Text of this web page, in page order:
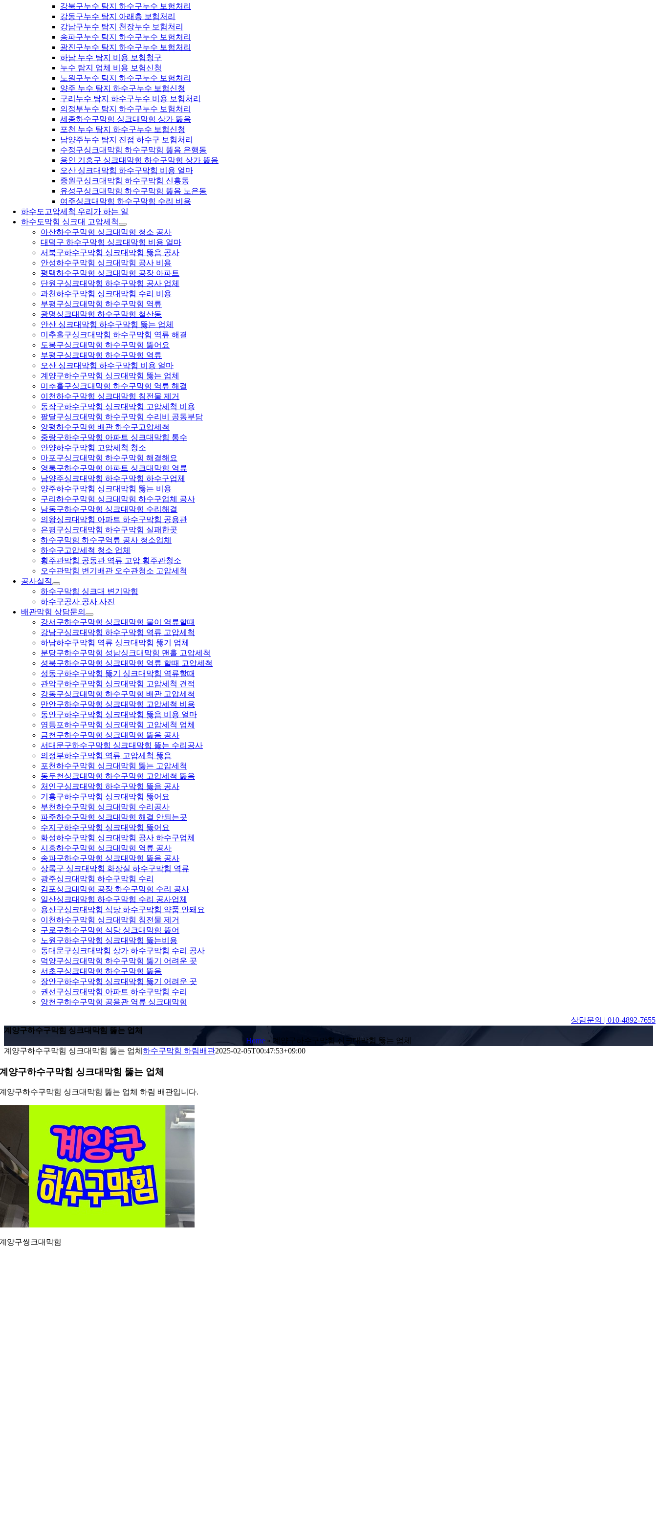
강북구누수 탐지 하수구누수 보험처리
강동구누수 탐지 아래층 보험처리
강남구누수 탐지 천장누수 보험처리
송파구누수 탐지 하수구누수 보험처리
광진구누수 탐지 하수구누수 보험처리
하남 누수 탐지 비용 보험청구
누수 탐지 업체 비용 보험신청
노원구누수 탐지 하수구누수 보험처리
양주 누수 탐지 하수구누수 보험신청
구리누수 탐지 하수구누수 비용 보험처리
의정부누수 탐지 하수구누수 보험처리
세종하수구막힘 싱크대막힘 상가 뚫음
포천 누수 탐지 하수구누수 보험신청
남양주누수 탐지 진접 하수구 보험처리
수정구싱크대막힘 하수구막힘 뚫음 은행동
용인 기흥구 싱크대막힘 하수구막힘 상가 뚫음
오산 싱크대막힘 하수구막힘 비용 얼마
중원구싱크대막힘 하수구막힘 신흥동
유성구싱크대막힘 하수구막힘 뚫음 노은동
여주싱크대막힘 하수구막힘 수리 비용
하수도고압세척 우리가 하는 일
하수도막힘 싱크대 고압세척
아산하수구막힘 싱크대막힘 청소 공사
대덕구 하수구막힘 싱크대막힘 비용 얼마
서북구하수구막힘 싱크대막힘 뚫음 공사
안성하수구막힘 싱크대막힘 공사 비용
평택하수구막힘 싱크대막힘 공장 아파트
단원구싱크대막힘 하수구막힘 공사 업체
과천하수구막힘 싱크대막힘 수리 비용
부평구싱크대막힘 하수구막힘 역류
광명싱크대막힘 하수구막힘 철산동
안산 싱크대막힘 하수구막힘 뚫는 업체
미추홀구싱크대막힘 하수구막힘 역류 해결
도봉구싱크대막힘 하수구막힘 뚫어요
부평구싱크대막힘 하수구막힘 역류
오산 싱크대막힘 하수구막힘 비용 얼마
계양구하수구막힘 싱크대막힘 뚫는 업체
미추홀구싱크대막힘 하수구막힘 역류 해결
이천하수구막힘 싱크대막힘 침전물 제거
동작구하수구막힘 싱크대막힘 고압세척 비용
팔달구싱크대막힘 하수구막힘 수리비 공동부담
양평하수구막힘 배관 하수구고압세척
중랑구하수구막힘 아파트 싱크대막힘 통수
안양하수구막힘 고압세척 청소
마포구싱크대막힘 하수구막힘 해결해요
영통구하수구막힘 아파트 싱크대막힘 역류
남양주싱크대막힘 하수구막힘 하수구업체
양주하수구막힘 싱크대막힘 뚫는 비용
구리하수구막힘 싱크대막힘 하수구업체 공사
남동구하수구막힘 싱크대막힘 수리해결
의왕싱크대막힘 아파트 하수구막힘 공용관
은평구싱크대막힘 하수구막힘 실패한곳
하수구막힘 하수구역류 공사 청소업체
하수구고압세척 청소 업체
횡주관막힘 공동관 역류 고압 횡주관청소
오수관막힘 변기배관 오수관청소 고압세척
공사실적
하수구막힘 싱크대 변기막힘
하수구공사 공사 사진
배관막힘 상담문의
강서구하수구막힘 싱크대막힘 물이 역류할때
강남구싱크대막힘 하수구막힘 역류 고압세척
하남하수구막힘 역류 싱크대막힘 뚫기 업체
분당구하수구막힘 성남싱크대막힘 맨홀 고압세척
성북구하수구막힘 싱크대막힘 역류 할때 고압세척
성동구하수구막힘 뚫기 싱크대막힘 역류할때
관악구하수구막힘 싱크대막힘 고압세척 견적
강동구싱크대막힘 하수구막힘 배관 고압세척
만안구하수구막힘 싱크대막힘 고압세척 비용
동안구하수구막힘 싱크대막힘 뚫음 비용 얼마
영등포하수구막힘 싱크대막힘 고압세척 업체
금천구하수구막힘 싱크대막힘 뚫음 공사
서대문구하수구막힘 싱크대막힘 뚫는 수리공사
의정부하수구막힘 역류 고압세척 뚫음
포천하수구막힘 싱크대막힘 뚫는 고압세척
동두천싱크대막힘 하수구막힘 고압세척 뚫음
처인구싱크대막힘 하수구막힘 뚫음 공사
기흥구하수구막힘 싱크대막힘 뚫어요
부천하수구막힘 싱크대막힘 수리공사
파주하수구막힘 싱크대막힘 해결 안되는곳
수지구하수구막힘 싱크대막힘 뚫어요
화성하수구막힘 싱크대막힘 공사 하수구업체
시흥하수구막힘 싱크대막힘 역류 공사
송파구하수구막힘 싱크대막힘 뚫음 공사
상록구 싱크대막힘 화장실 하수구막힘 역류
광주싱크대막힘 하수구막힘 수리
김포싱크대막힘 공장 하수구막힘 수리 공사
일산싱크대막힘 하수구막힘 수리 공사업체
용산구싱크대막힘 식당 하수구막힘 약품 안돼요
이천하수구막힘 싱크대막힘 침전물 제거
구로구하수구막힘 식당 싱크대막힘 뚫어
노원구하수구막힘 싱크대막힘 뚫는비용
동대문구싱크대막힘 상가 하수구막힘 수리 공사
덕양구싱크대막힘 하수구막힘 뚫기 어려운 곳
서초구싱크대막힘 하수구막힘 뚫음
장안구하수구막힘 싱크대막힘 뚫기 어려운 곳
권선구싱크대막힘 아파트 하수구막힘 수리
양천구하수구막힘 공용관 역류 싱크대막힘
상담문의 | 010-4892-7655
계양구하수구막힘 싱크대막힘 뚫는 업체
Home» 계양구하수구막힘 싱크대막힘 뚫는 업체
계양구하수구막힘 싱크대막힘 뚫는 업체 하수구막힘 하림배관2025-02-05T00:47:53+09:00
양구하수구막힘 싱크대막힘 뚫는 업체
양구하수구막힘 싱크대막힘 뚫는 업체 하림 배관입니다.
양구씽크대막힘